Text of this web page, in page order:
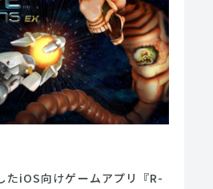
たiOS向けゲームアプリ『R-